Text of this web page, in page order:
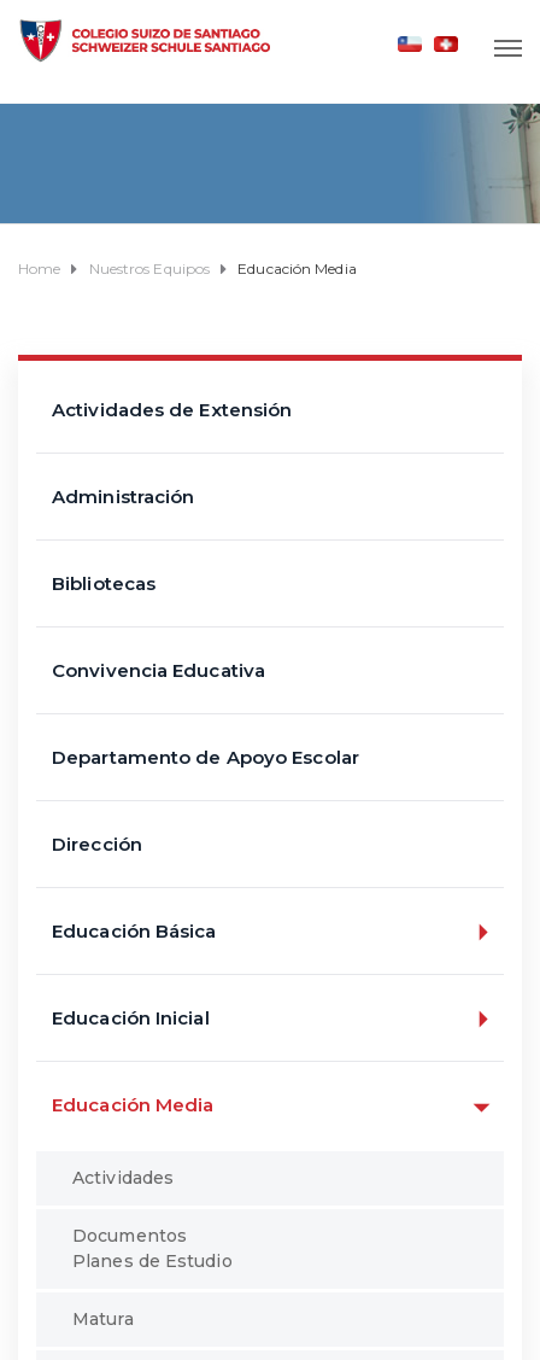
Home Nuestros Equipos Educación Media
Actividades de Extensión
Administración
Bibliotecas
Convivencia Educativa
Departamento de Apoyo Escolar
Dirección
Educación Básica
Educación Inicial
Educación Media
Actividades
Documentos
Planes de Estudio
Matura